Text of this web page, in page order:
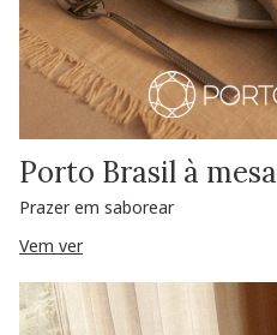
Porto Brasil à mesa
Prazer em saborear
Vem ver